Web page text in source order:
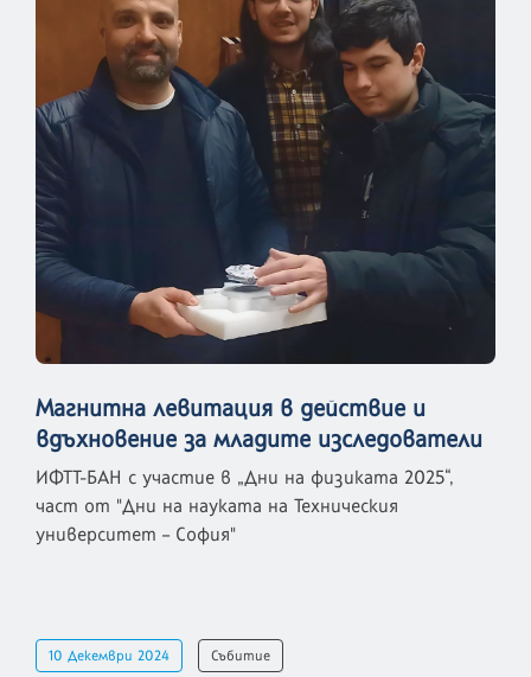
Магнитна левитация в действие и
вдъхновение за младите изследователи
ИФТТ-БАН с участие в „Дни на физиката 2025“,
част от "Дни на науката на Техническия
университет – София"
10 Декември 2024 Събитие